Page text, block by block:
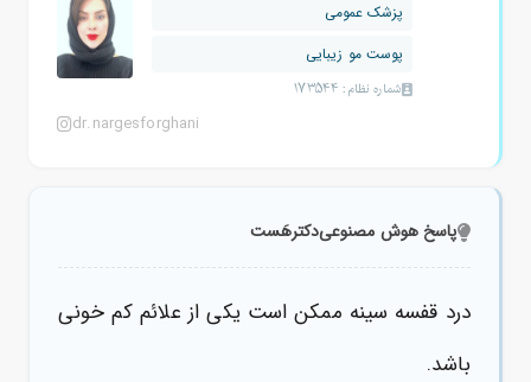
پزشک عمومی
پوست مو زیبایی
شماره نظام: 173544
dr.nargesforghani
پاسخ هوش مصنوعیدکترهَست
درد قفسه سینه ممکن است یکی از علائم کم خونی
باشد.